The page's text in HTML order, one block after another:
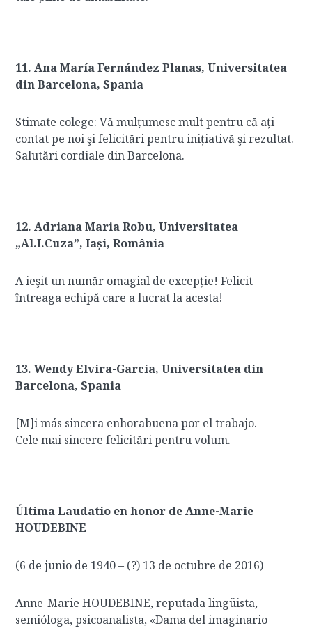
11. Ana María Fernández Planas, Universitatea
din Barcelona, Spania
Stimate colege: Vă mulțumesc mult pentru că ați
contat pe noi şi felicitări pentru inițiativă şi rezultat.
Salutări cordiale din Barcelona.
12. Adriana Maria Robu, Universitatea
„Al.I.Cuza”, Iași, România
A ieşit un număr omagial de excepție! Felicit
ȋntreaga echipă care a lucrat la acesta!
13. Wendy Elvira-García, Universitatea din
Barcelona, Spania
[M]i más sincera enhorabuena por el trabajo.
Cele mai sincere felicitări pentru volum.
Última Laudatio en honor de Anne-Marie
HOUDEBINE
(6 de junio de 1940 – (?) 13 de octubre de 2016)
Anne-Marie HOUDEBINE, reputada lingüista,
semióloga, psicoanalista, «Dama del imaginario